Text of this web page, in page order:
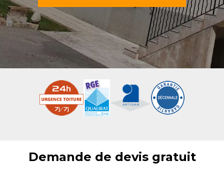
Demande de devis gratuit